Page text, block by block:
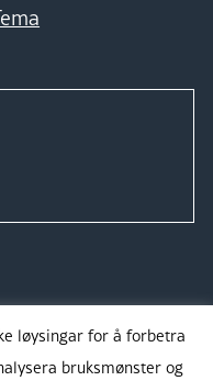
løysingar for å forbetra
bruksmønster og